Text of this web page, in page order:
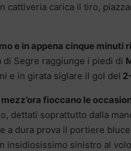
cattiveria carica il tiro,
e in appena cinque minuti
di Segre raggiunge i piedi di
e in girata siglare il gol del
fioccano le
dettati soprattutto dalla
a dura prova il portiere
insidiosissimo sinistro al